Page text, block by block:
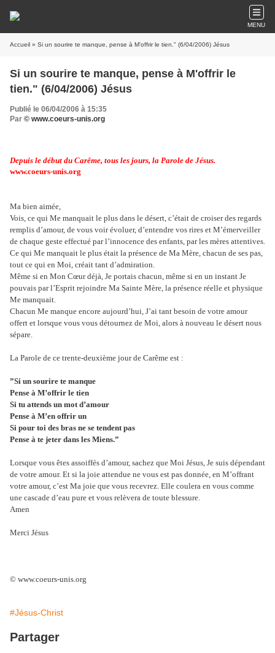
MENU
Accueil » Si un sourire te manque, pense à M'offrir le tien." (6/04/2006) Jésus
Si un sourire te manque, pense à M'offrir le
tien." (6/04/2006) Jésus
Publié le 06/04/2006 à 15:35
Par © www.coeurs-unis.org
Depuis le début du Carême, tous les jours, la Parole de Jésus.
www.coeurs-unis.org
Ma bien aimée,
Vois, ce qui Me manquait le plus dans le désert, c’était de croiser des regards
remplis d’amour, de vous voir évoluer, d’entendre vos rires et M’émerveiller
de chaque geste effectué par l’innocence des enfants, par les mères attentives.
Ce qui Me manquait le plus était la présence de Ma Mère, chacun de ses pas,
tout ce qui en Moi, créait tant d’admiration.
Même si en Mon Cœur déjà, Je portais chacun, même si en un instant Je
pouvais par l’Esprit rejoindre Ma Sainte Mère, la présence réelle et physique
Me manquait.
Chacun Me manque encore aujourd’hui, J’ai tant besoin de votre amour
offert et lorsque vous vous détournez de Moi, alors à nouveau le désert nous
sépare.
La Parole de ce trente-deuxième jour de Carême est :
”Si un sourire te manque
Pense à M’offrir le tien
Si tu attends un mot d’amour
Pense à M’en offrir un
Si pour toi des bras ne se tendent pas
Pense à te jeter dans les Miens.”
Lorsque vous êtes assoiffés d’amour, sachez que Moi Jésus, Je suis dépendant
de votre amour. Et si la joie attendue ne vous est pas donnée, en M’offrant
votre amour, c’est Ma joie que vous recevrez. Elle coulera en vous comme
une cascade d’eau pure et vous relèvera de toute blessure.
Amen
Merci Jésus
© www.coeurs-unis.org
#Jésus-Christ
Partager